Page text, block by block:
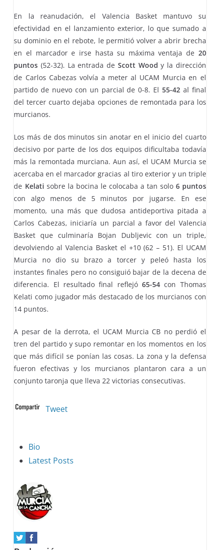
En la reanudación, el Valencia Basket mantuvo su
efectividad en el lanzamiento exterior, lo que sumado a
su dominio en el rebote, le permitió volver a abrir brecha
en el marcador e irse hasta su máxima ventaja de 20
puntos (52-32). La entrada de Scott Wood y la dirección
de Carlos Cabezas volvía a meter al UCAM Murcia en el
partido de nuevo con un parcial de 0-8. El 55-42al final
del tercer cuarto dejaba opciones de remontada para los
murcianos.
Los más de dos minutos sin anotar en el inicio del cuarto
decisivo por parte de los dos equipos dificultaba todavía
más la remontada murciana. Aun así, el UCAM Murcia se
acercaba en el marcador gracias al tiro exterior y un triple
de Kelati sobre la bocina le colocaba a tan solo 6 puntos
con algo menos de 5 minutos por jugarse. En ese
momento, una más que dudosa antideportiva pitada a
Carlos Cabezas, iniciaría un parcial a favor del Valencia
Basket que culminaría Bojan Dubljevic con un triple,
devolviendo al Valencia Basket el +10 (62 – 51). El UCAM
Murcia no dio su brazo a torcer y peleó hasta los
instantes finales pero no consiguió bajar de la decena de
diferencia. El resultado final reflejó 65-54con Thomas
Kelati como jugador más destacado de los murcianos con
14 puntos.
A pesar de la derrota, el UCAM Murcia CB no perdió el
tren del partido y supo remontar en los momentos en los
que más difícil se ponían las cosas. La zona y la defensa
fueron efectivas y los murcianos plantaron cara a un
conjunto taronja que lleva 22 victorias consecutivas.
Tweet
The
following
tabs
change
content
Bio
Latest Posts